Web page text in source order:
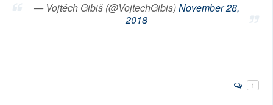
— Vojtěch Gibiš (@VojtechGibis)November 28,
2018
1